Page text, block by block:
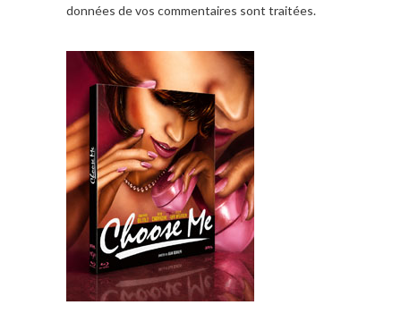
données de vos commentaires sont traitées.